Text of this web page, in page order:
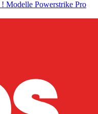
! Modelle Powerstrike Pro